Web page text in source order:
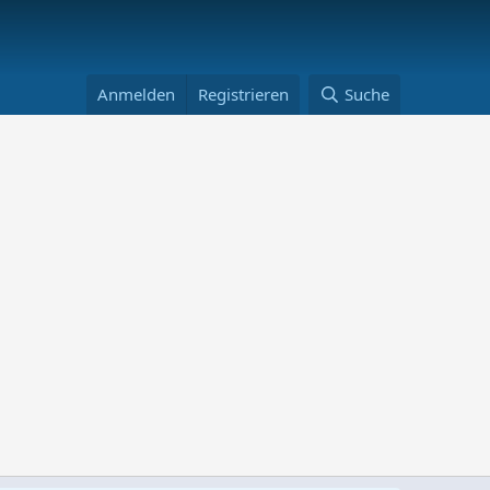
Anmelden Registrieren Suche